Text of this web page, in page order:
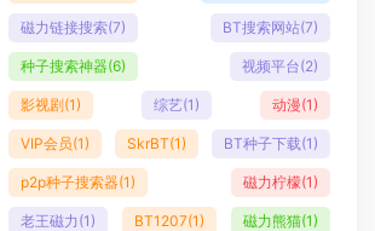
磁力链接搜索(7) BT搜索网站(7)
种子搜索神器(6) 视频平台(2)
影视剧(1) 综艺(1) 动漫(1)
VIP会员(1) SkrBT(1) BT种子下载(1)
p2p种子搜索器(1) 磁力柠檬(1)
老王磁力 (1) BT1207(1) 磁力熊猫(1)